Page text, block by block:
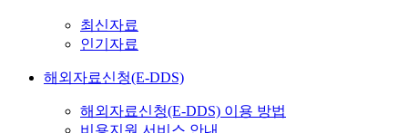
최신자료
인기자료
해외자료신청(E-DDS)
해외자료신청(E-DDS) 이용 방법
비용지원 서비스 안내